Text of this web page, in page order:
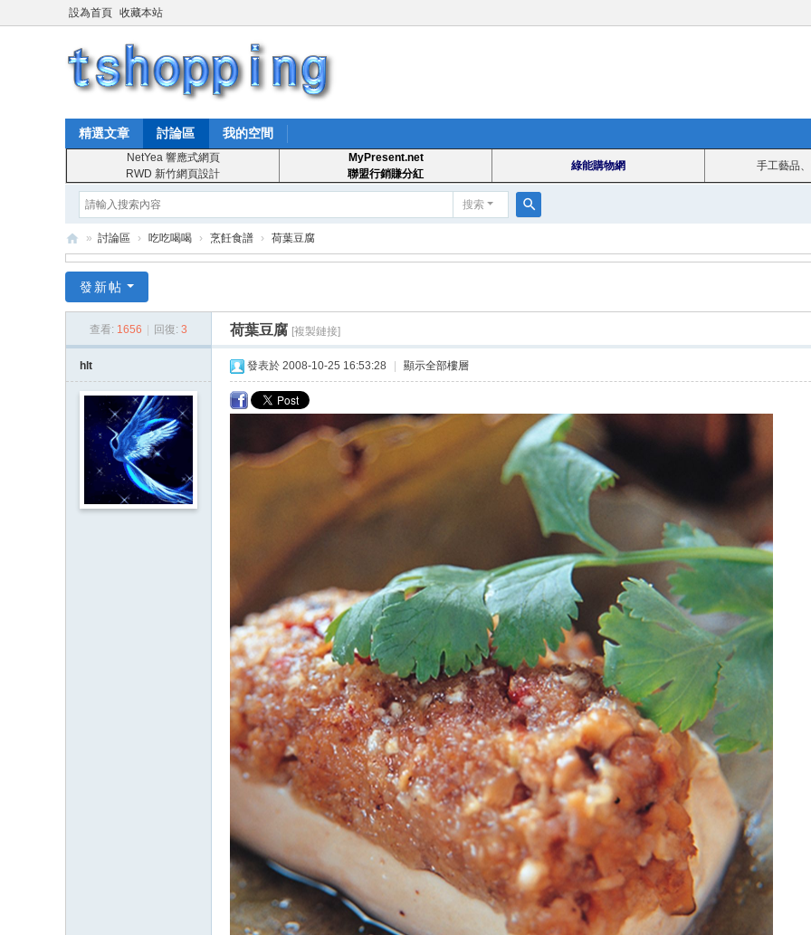
設為首頁 收藏本站
精選文章 討論區 我的空間
NetYea 響應式網頁
RWD 新竹網頁設計
MyPresent.net
聯盟行銷賺分紅
綠能購物網 手工藝品
搜索
索
T
ho
pp
» 討論區 › 吃吃喝喝 › 烹飪食譜 › 荷葉豆腐
發新帖
查看: 1656 回復: 3 荷葉豆腐 [複製鏈接]
hlt 發表於 2008-10-25 16:53:28 顯示全部樓層